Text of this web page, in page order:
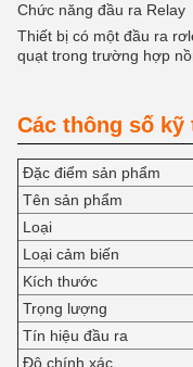
Chức năng đầu ra Relay
Thiết bị có một đầu ra
quạt trong trường hợp
Các thông số kỹ
Đặc điểm sản phẩm
Tên sản phẩm
Loại
Loại cảm biến
Kích thước
Trọng lượng
Tín hiệu đầu ra
Độ chính xác